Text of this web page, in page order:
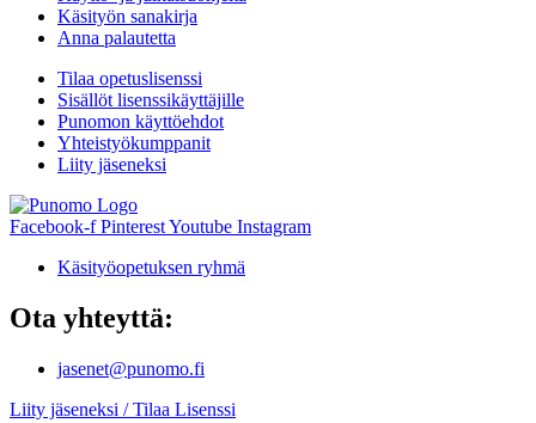
Käsityön sanakirja
Anna palautetta
Tilaa opetuslisenssi
Sisällöt lisenssikäyttäjille
Punomon käyttöehdot
Yhteistyökumppanit
Liity jäseneksi
Facebook-f PinterestYoutube Instagram
Käsityöopetuksen ryhmä
Ota yhteyttä:
jasenet@punomo.fi
Liity jäseneksi / Tilaa Lisenssi